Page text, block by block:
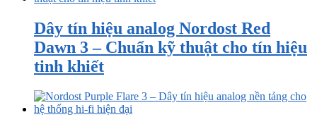
Dây tín hiệu analog Nordost Red
Dawn 3 – Chuẩn kỹ thuật cho tín hiệu
tinh khiết